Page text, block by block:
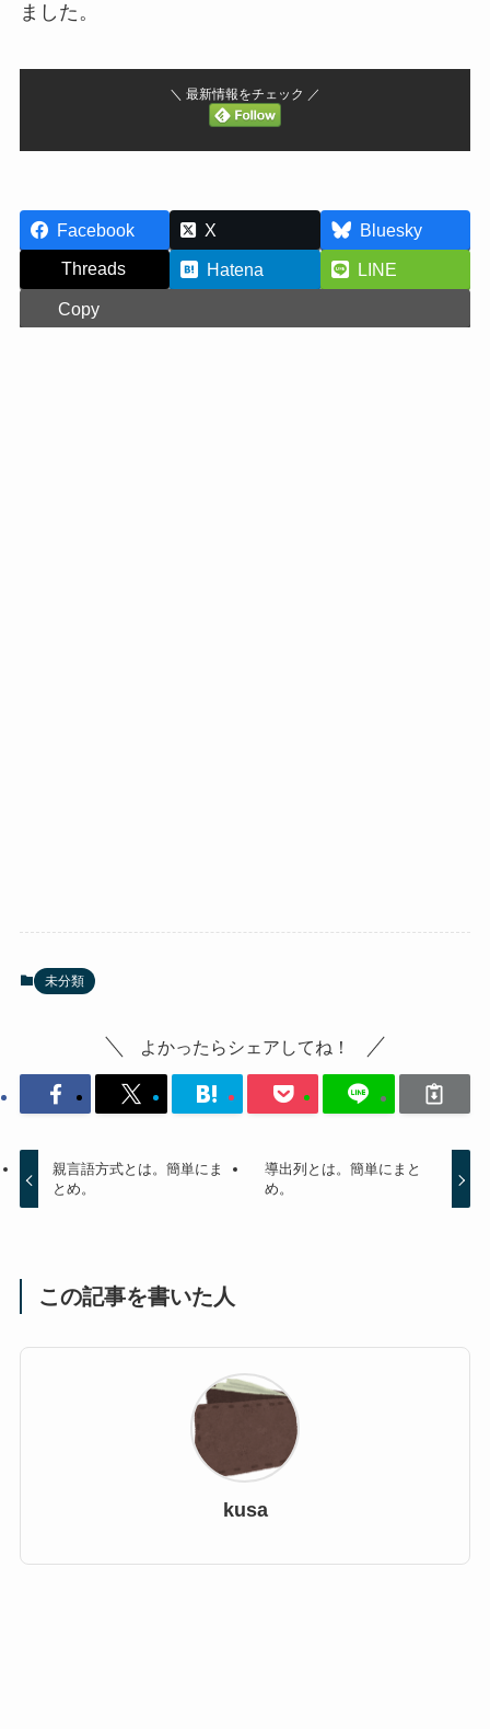
ました。
＼ 最新情報をチェック ／
Facebook X
Bluesky
Threads
Hatena
LINE
Copy
未分類
よかったらシェアしてね！
親言語方式とは。簡単にま
とめ。
導出列とは。簡単にまと
め。
この記事を書いた人
kusa